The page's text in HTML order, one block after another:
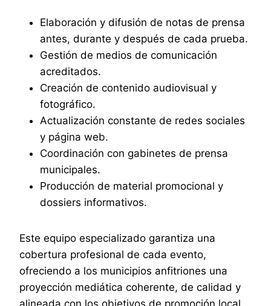
Elaboración y difusión de notas de prensa
antes, durante y después de cada prueba.
Gestión de medios de comunicación
acreditados.
Creación de contenido audiovisual y
fotográfico.
Actualización constante de redes sociales
y página web.
Coordinación con gabinetes de prensa
municipales.
Producción de material promocional y
dossiers informativos.
Este equipo especializado garantiza una
cobertura profesional de cada evento,
ofreciendo a los municipios anfitriones una
proyección mediática coherente, de calidad y